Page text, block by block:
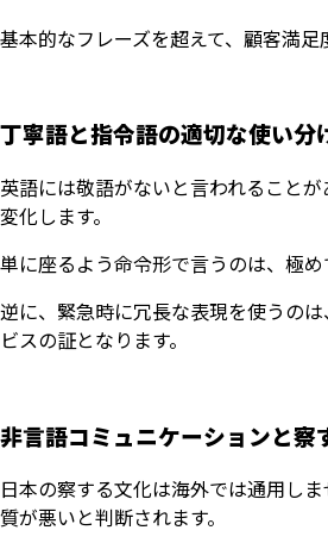
基本的なフレーズを超えて、顧客満
丁寧語と指令語の適切な使い分
英語には敬語がないと言われること
変化します。
単に座るよう命令形で言うのは、極
逆に、緊急時に冗長な表現を使うの
ビスの証となります。
非言語コミュニケーションと察
日本の察する文化は海外では通用し
質が悪いと判断されます。